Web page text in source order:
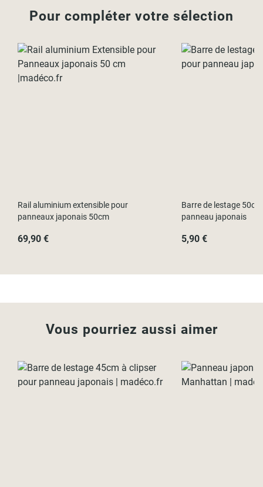
Pour compléter votre sélection
Rail aluminium extensible pour
panneaux japonais 50cm
69,90 €
Barre de lestage
panneau japonais
5,90 €
Vous pourriez aussi aimer